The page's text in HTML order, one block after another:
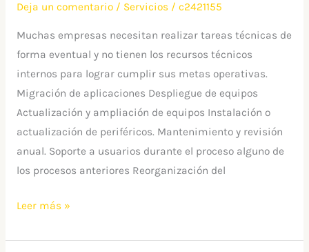
Deja un comentario / Servicios/ c2421155
Muchas empresas necesitan realizar tareas técnicas de
forma eventual y no tienen los recursos técnicos
internos para lograr cumplir sus metas operativas.
Migración de aplicaciones Despliegue de equipos
Actualización y ampliación de equipos Instalación o
actualización de periféricos. Mantenimiento y revisión
anual. Soporte a usuarios durante el proceso alguno de
los procesos anteriores Reorganización del
Leer más »